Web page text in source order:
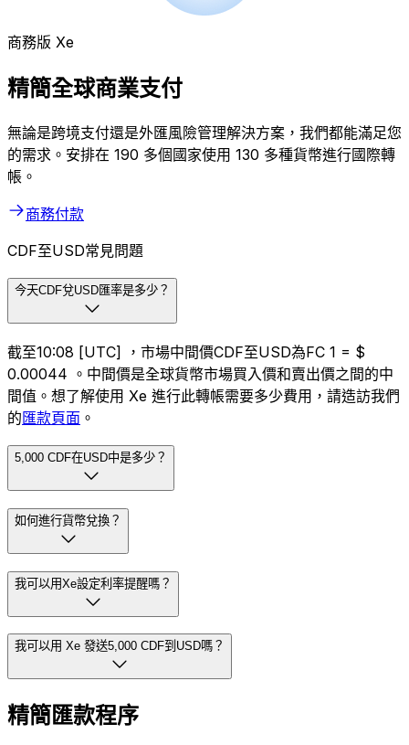
商務版 Xe
精簡全球商業支付
無論是跨境支付還是外匯風險管理解決方案，我們都能滿足您
的需求。安排在 190 多個國家使用 130 多種貨幣進行國際轉
帳。
商務付款
CDF至USD常見問題
今天CDF兌USD匯率是多少？
截至10:08 [UTC] ，市場中間價CDF至USD為FC 1 = $
0.00044 。中間價是全球貨幣市場買入價和賣出價之間的中
間值。想了解使用 Xe 進行此轉帳需要多少費用，請造訪我們
的匯款頁面 。
5,000 CDF在USD中是多少？
如何進行貨幣兌換？
我可以用Xe設定利率提醒嗎？
我可以用 Xe 發送5,000 CDF到USD嗎？
精簡匯款程序